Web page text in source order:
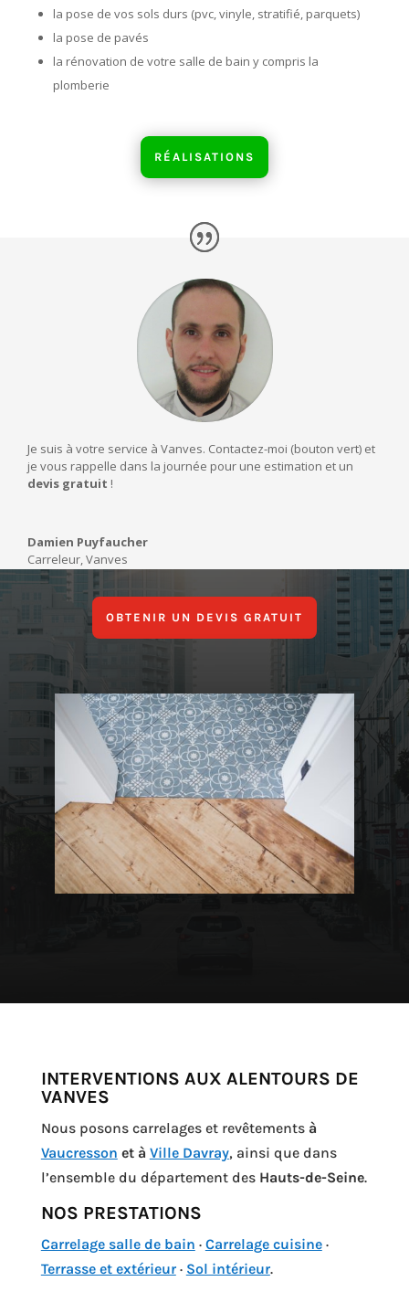
la pose de vos sols durs (pvc, vinyle, stratifié, parquets)
la pose de pavés
la rénovation de votre salle de bain y compris la
plomberie
RÉALISATIONS
Je suis à votre service à Vanves. Contactez-moi (bouton vert) et
je vous rappelle dans la journée pour une estimation et un
devis gratuit !
Damien Puyfaucher
Carreleur,Vanves
OBTENIR UN DEVIS GRATUIT
INTERVENTIONS AUX ALENTOURS DE
VANVES
Nous posons carrelages et revêtements à
Vaucresson et à Ville Davray, ainsi que dans
l’ensemble du département des Hauts-de-Seine.
NOS PRESTATIONS
Carrelage salle de bain · Carrelage cuisine·
Terrasse et extérieur· Sol intérieur.